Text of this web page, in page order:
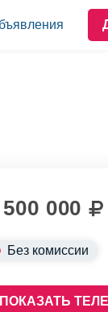
000
Без комиссии
ПОКАЗАТЬ